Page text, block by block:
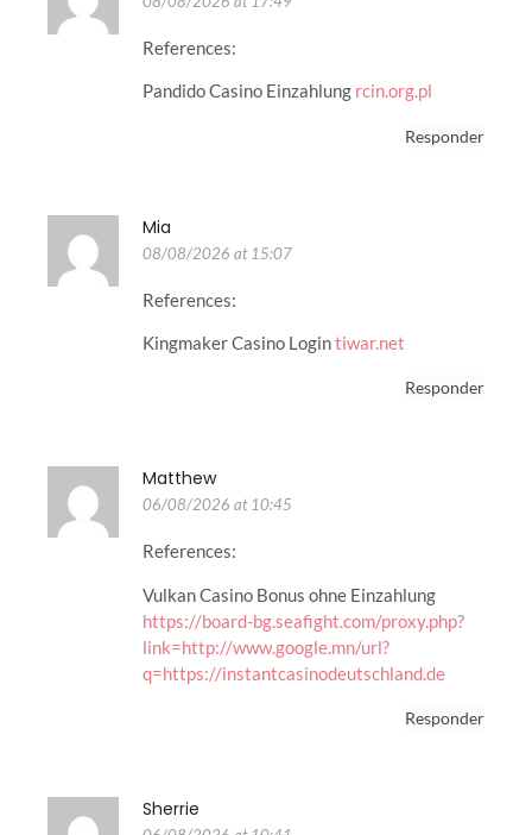
References:
Pandido Casino Einzahlung rcin.org.pl
Responder
Mia
08/08/2026 at 15:07
References:
Kingmaker Casino Logintiwar.net
Responder
Matthew
06/08/2026 at 10:45
References:
Vulkan Casino Bonus ohne Einzahlung
https://board-bg.seafight.com/proxy.php?
link=http://www.google.mn/url?
q=https://instantcasinodeutschland.de
Responder
Sherrie